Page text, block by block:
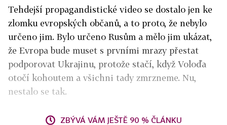
Tehdejší propagandistické video se dostalo jen ke
zlomku evropských občanů, a to proto, že nebylo
určeno jim. Bylo určeno Rusům a mělo jim ukázat,
že Evropa bude muset s prvními mrazy přestat
podporovat Ukrajinu, protože stačí, když Voloďa
otočí kohoutem a všichni tady zmrzneme. Nu,
nestalo se tak.
ZBÝVÁ VÁM JEŠTĚ 90 % ČLÁNKU